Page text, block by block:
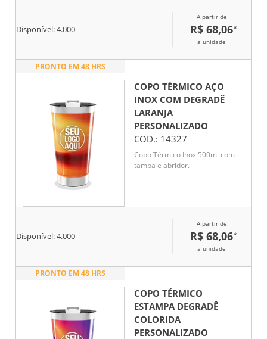
Disponível:4.000
A partir de
R$ 68,06*
a unidade
PRONTO EM 48 HRS
COPO TÉRMICO AÇO
INOX COM DEGRADÊ
LARANJA
PERSONALIZADO
COD.: 14327
Copo Térmico Inox 500ml com
tampa e abridor.
Disponível:4.000
A partir de
R$ 68,06*
a unidade
PRONTO EM 48 HRS
COPO TÉRMICO
ESTAMPA DEGRADÊ
COLORIDA
PERSONALIZADO